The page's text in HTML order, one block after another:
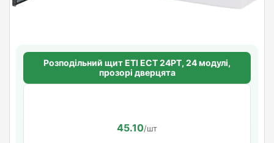
Розподільний щит ETI ECT 24PT, 24 модулі,
прозорі дверцята
45.10/шт